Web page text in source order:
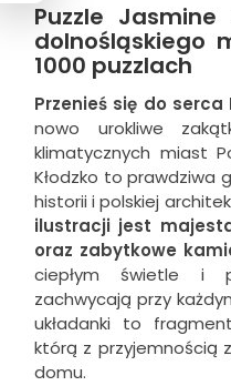
Puzzle
dolnośląskiego
1000 puzzlach
Przenieś się do serca
nowo urokliwe
klimatycznych miast
Kłodzko to prawdziwa
historii i polskiej
ilustracji jest
oraz zabytkowe
ciepłym świetle i
zachwycają przy
układanki to
którą z przyjemnością
domu.